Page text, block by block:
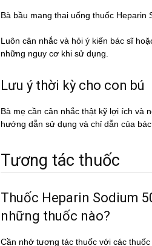
Bà bầu mang thai uống thuốc Heparin
Luôn cân nhắc và hỏi ý kiến bác sĩ
những nguy cơ khi sử dụng.
Lưu ý thời kỳ cho con bú
Bà mẹ cần cân nhắc thật kỹ lợi ích và
hướng dẫn sử dụng và chỉ dẫn của
Tương tác thuốc
Thuốc Heparin Sodium
những thuốc nào?
Cần nhớ tương tác thuốc với các